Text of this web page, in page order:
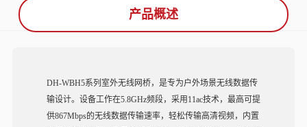
产品概述
DH-WBH5系列室外无线网桥，是专为户外场景无线数据传
输设计。设备工作在5.8GHz频段，采用11ac技术，最高可提
供867Mbps的无线数据传输速率，轻松传输高清视频，内置